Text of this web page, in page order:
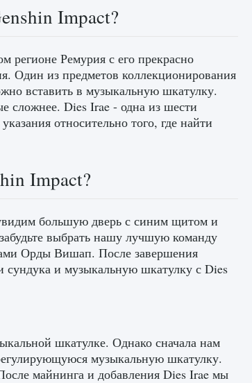
Impact?
регионе Ремурия с его прекрасно
Один из предметов коллекционирования
вставить в музыкальную шкатулку.
сложнее. Dies Irae - одна из шести
относительно того, где найти
Impact?
большую дверь с синим щитом и
выбрать нашу лучшую команду
Орды Вишап. После завершения
сундука и музыкальную шкатулку с Dies
шкатулке. Однако сначала нам
музыкальную шкатулку.
майнинга и добавления Dies Irae мы